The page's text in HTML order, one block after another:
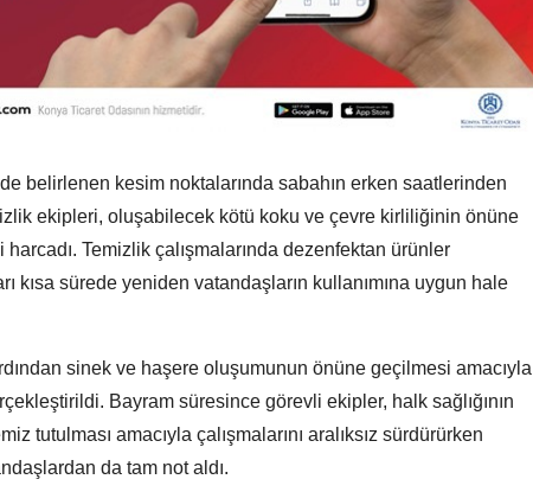
belirlenen kesim noktalarında sabahın erken saatlerinden
ekipleri, oluşabilecek kötü koku ve çevre kirliliğinin önüne
Temizlik çalışmalarında dezenfektan ürünler
kısa sürede yeniden vatandaşların kullanımına uygun hale
sinek ve haşere oluşumunun önüne geçilmesi amacıyla
Bayram süresince görevli ekipler, halk sağlığının
tutulması amacıyla çalışmalarını aralıksız sürdürürken
da tam not aldı.